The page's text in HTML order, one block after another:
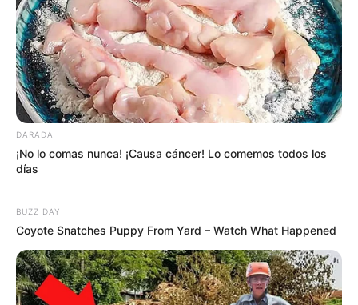
DARADA
¡No lo comas nunca! ¡Causa cáncer! Lo comemos todos los
días
BUZZ DAY
Coyote Snatches Puppy From Yard – Watch What Happened